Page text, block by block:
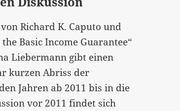
Richard K. Caputo und
Basic Income Guarantee“
Liebermann gibt einen
kurzen Abriss der
Jahren ab 2011 bis in die
vor 2011 findet sich